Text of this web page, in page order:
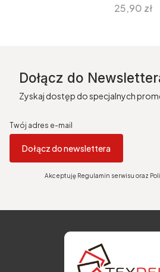
Cena
25,90 zł
Dołącz do
Zyskaj dostęp do specjalnych
Twój adres e-mail
Dołącz do newslettera
Akceptuję Regulamin serwisu oraz